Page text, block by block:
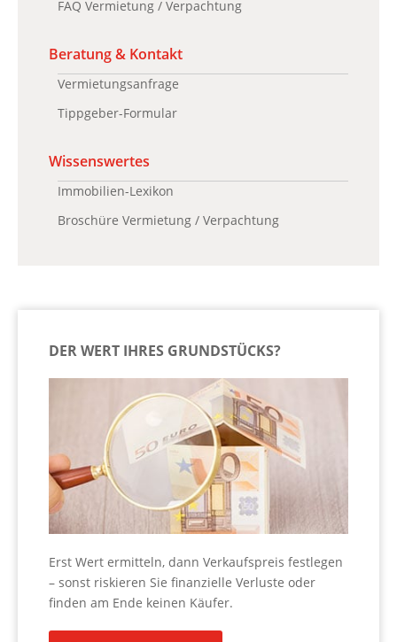
FAQ Vermietung / Verpachtung
Beratung & Kontakt
Vermietungsanfrage
Tippgeber-Formular
Wissenswertes
Immobilien-Lexikon
Broschüre Vermietung / Verpachtung
DER WERT IHRES GRUNDSTÜCKS?
Erst Wert ermitteln, dann Verkaufspreis festlegen
– sonst riskieren Sie finanzielle Verluste oder
finden am Ende keinen Käufer.